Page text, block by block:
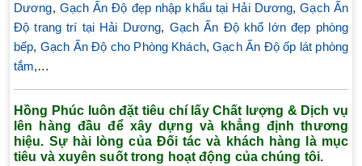
Dương, Gạch Ấn Độ đẹp nhập khẩu tại Hải Dương,Gạch Ấn
Độ trang trí tại Hải Dương, Gạch Ấn Độ khổ lớn đẹp phòng
bếp, Gạch Ấn Độ cho Phòng Khách,Gạch Ấn Độ ốp lát phòng
tắm,…
Hồng Phúc luôn đặt tiêu chí lấy Chất lượng & Dịch vụ
lên hàng đầu để xây dựng và khẳng định thương
hiệu. Sự hài lòng của Đối tác và khách hàng là mục
tiêu và xuyên suốt trong hoạt động của chúng tôi.